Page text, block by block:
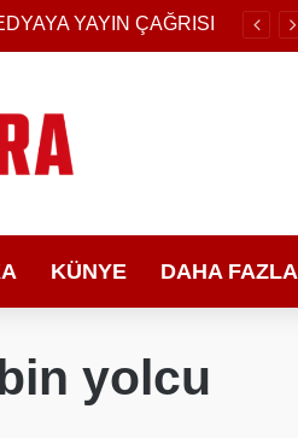
YAYIN ÇAĞRISI
KÜNYE DAHA FAZLA
yolcu